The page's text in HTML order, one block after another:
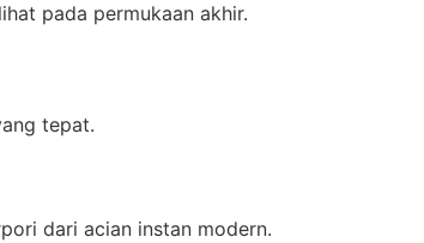
pada permukaan akhir.
tepat.
dari acian instan modern.